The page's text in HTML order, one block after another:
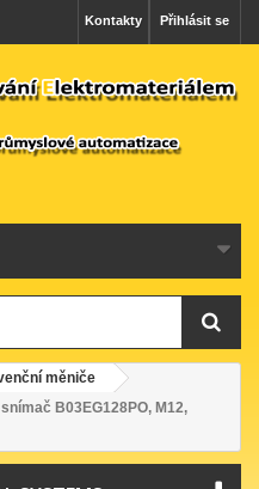
Přihlásit se
Kontakty
měniče
B03EG128PO, M12,